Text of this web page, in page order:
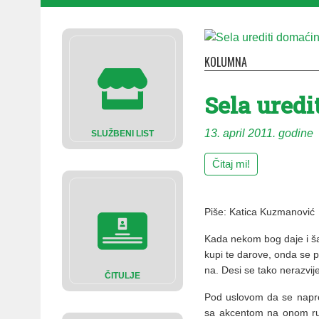
SLUŽBENI LIST
ČITULJE
KOLUMNA
Se­la
13. april 2011. godine
Čitaj mi!
Piše: Katica Kuzmanović
Ka­da ne­kom bog da­je i
ku­pi te da­ro­ve, on­da se
na. De­si se ta­ko
Pod uslo­vom da se
sa ak­cen­tom na onom